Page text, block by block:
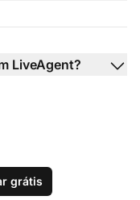
LiveAgent?
grátis